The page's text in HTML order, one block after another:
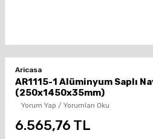
Aricasa
AR1115-1 Alüminyum Saplı
(250x1450x35mm)
Yorum Yap / Yorumları Oku
6.565,76 TL